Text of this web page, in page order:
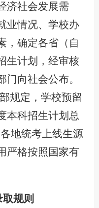
济社会发展需
业情况、学校办
，确定各省（自
生计划 ， 经审核
门向社会公布。
规定，学校预留
本科招生计划总
地统考上线生源
严格按照国家有
取规则